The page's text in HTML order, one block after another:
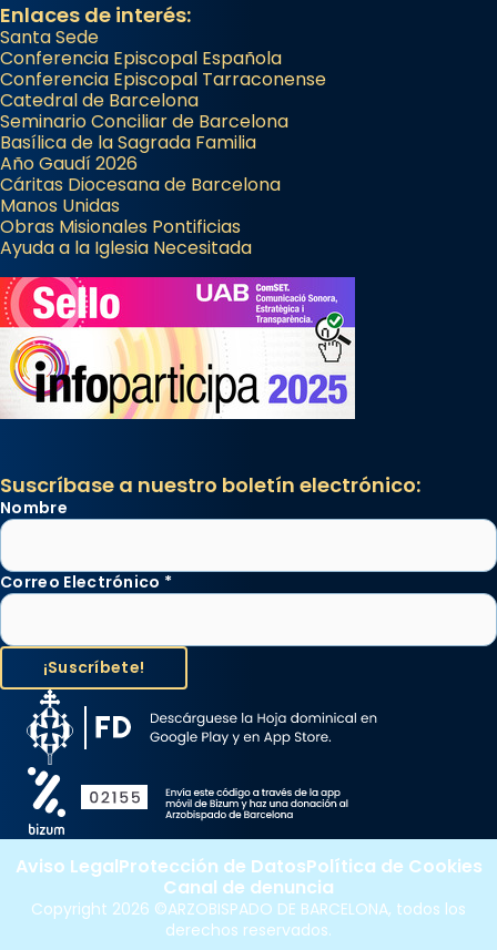
Enlaces de interés:
Santa Sede
Conferencia Episcopal Española
Conferencia Episcopal Tarraconense
Catedral de Barcelona
Seminario Conciliar de Barcelona
Basílica de la Sagrada Familia
Año Gaudí 2026
Cáritas Diocesana de Barcelona
Manos Unidas
Obras Misionales Pontificias
Ayuda a la Iglesia Necesitada
Suscríbase a nuestro boletín electrónico:
Nombre
Correo Electrónico *
Copyright 2026 ©ARZOBISPADO DE BARCELONA, todos los
derechos reservados.
Aviso LegalProtección de DatosPolítica de Cookies
Canal de denuncia